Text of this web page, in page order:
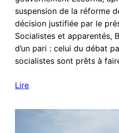
suspension de la réforme
décision justifiée par le
Socialistes et apparentés,
d’un pari : celui du débat
socialistes sont prêts à
Lire